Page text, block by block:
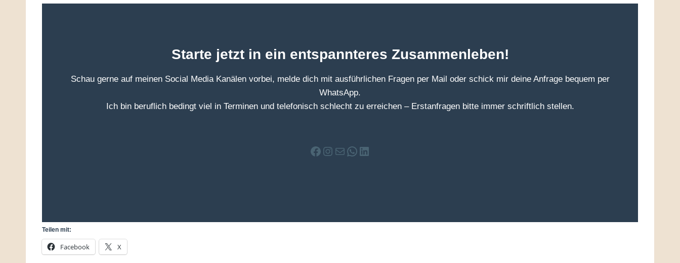
Starte jetzt in ein entspannteres Zusammenleben!
Schau gerne auf meinen Social Media Kanälen vorbei, melde dich mit ausführlichen Fragen per Mail oder schick mir deine Anfrage bequem per
WhatsApp.
Ich bin beruflich bedingt viel in Terminen und telefonisch schlecht zu erreichen – Erstanfragen bitte immer schriftlich stellen.
Facebook Instagram E-Mail WhatsApp LinkedIn
Teilen mit:
Facebook X